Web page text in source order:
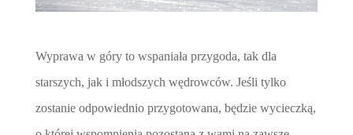
Wyprawa w góry to wspaniała przygoda, tak dla
starszych, jak i młodszych wędrowców. Jeśli tylko
zostanie odpowiednio przygotowana, będzie wycieczką,